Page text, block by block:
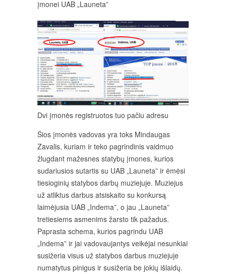
įmonei UAB „Launeta”
Dvi įmonės registruotos tuo pačiu adresu
Šios įmonės vadovas yra toks Mindaugas
Zavalis, kuriam ir teko pagrindinis vaidmuo
žlugdant mažesnes statybų įmones, kurios
sudariusios sutartis su UAB „Launeta” ir ėmėsi
tiesioginių statybos darbų muziejuje. Muziejus
už atliktus darbus atsiskaito su konkursą
laimėjusia UAB „Indema”, o jau „Launeta”
tretiesiems asmenims žarsto tik pažadus.
Paprasta schema, kurios pagrindu UAB
„Indema” ir jai vadovaujantys veikėjai nesunkiai
susižeria visus už statybos darbus muziejuje
numatytus pinigus ir susižeria be jokių išlaidų.